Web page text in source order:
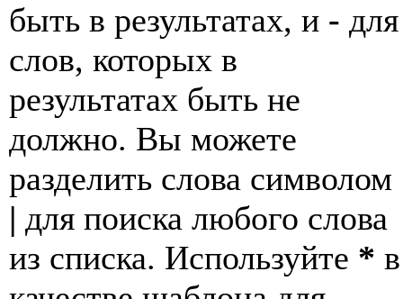
быть в результатах, и - для
слов, которых в
результатах быть не
должно. Вы можете
разделить слова символом
| для поиска любого слова
из списка. Используйте * в